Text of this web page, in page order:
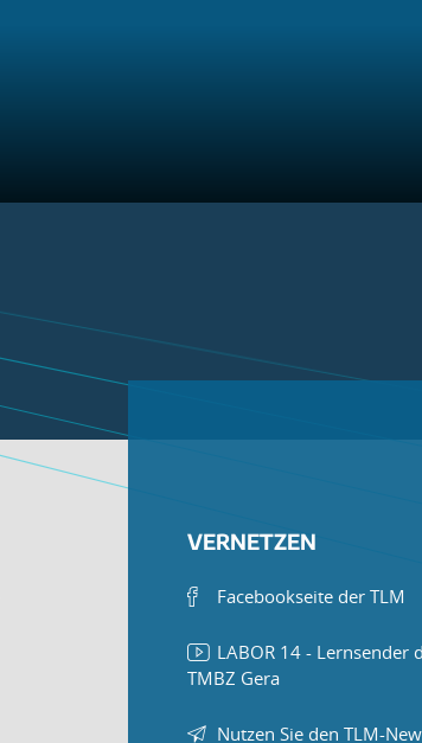
VERNETZEN
Facebookseite der TLM
LABOR 14 - Lernsender
TMBZ Gera
Nutzen Sie den TLM-